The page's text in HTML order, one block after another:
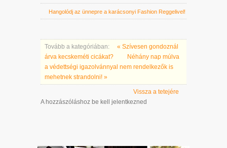
Hangolódj az ünnepre a karácsonyi Fashion Reggelivel!
Tovább a kategóriában:
« Szívesen gondoznál
árva kecskeméti cicákat?
Néhány nap múlva
a védettségi igazolvánnyal nem rendelkezők is
mehetnek strandolni! »
A hozzászóláshoz be kell jelentkezned
Vissza a tetejére